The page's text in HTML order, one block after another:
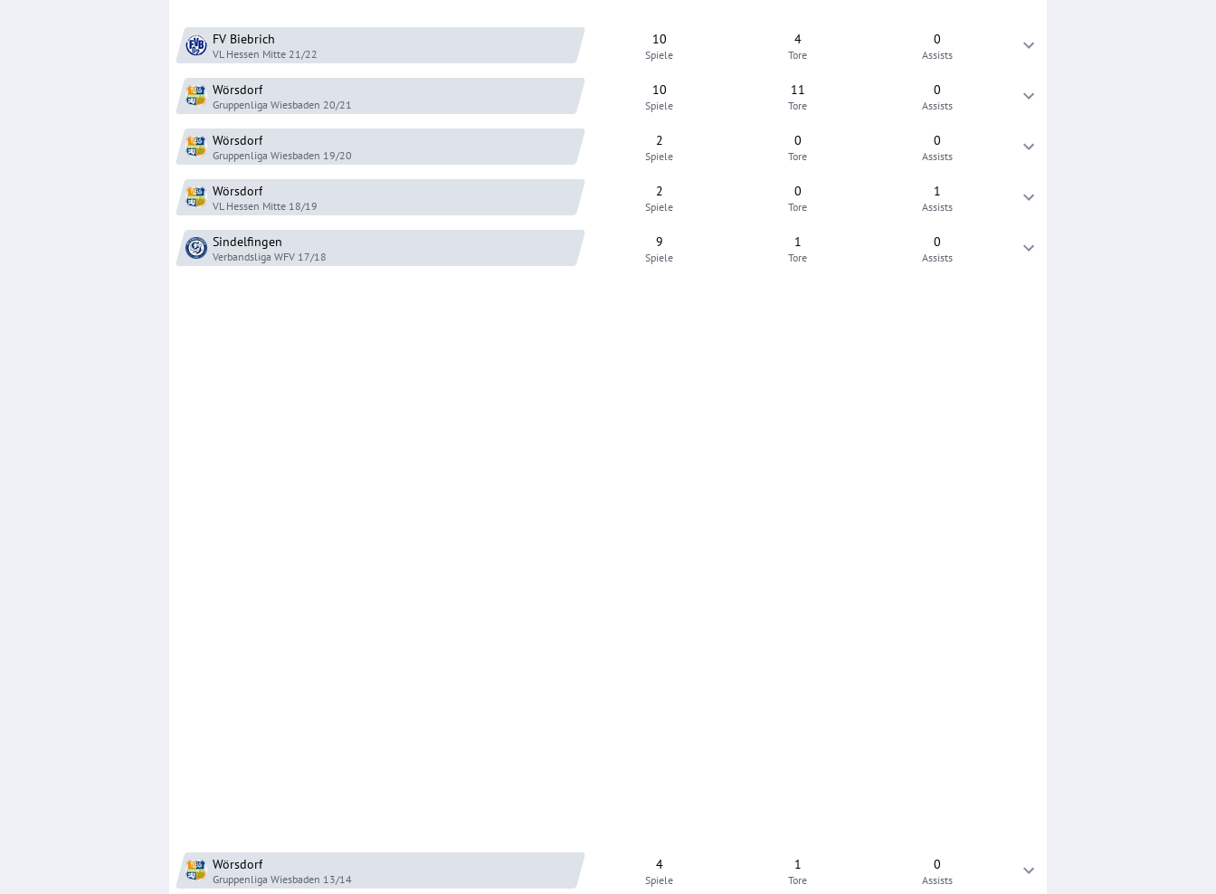
FV Biebrich
VL Hessen Mitte 21/22
10
Spiele
4
Tore
0
Assists
Wörsdorf
Gruppenliga Wiesbaden 20/21
10
Spiele
11
Tore
0
Assists
Wörsdorf
Gruppenliga Wiesbaden 19/20
2
Spiele
0
Tore
0
Assists
Wörsdorf
VL Hessen Mitte 18/19
2
Spiele
0
Tore
1
Assists
Sindelfingen
Verbandsliga WFV 17/18
9
Spiele
1
Tore
0
Assists
Wörsdorf
Gruppenliga Wiesbaden 13/14
4
Spiele
1
Tore
0
Assists